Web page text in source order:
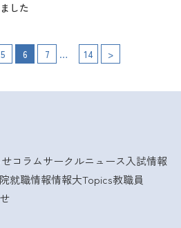
した
投
ー
5 6 7 … 14 >
コラムサークルニュース入試情報
就職情報情報大Topics教職員